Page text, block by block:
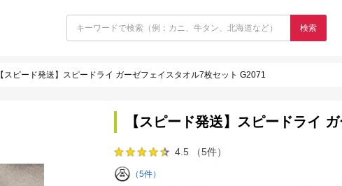
検索
【スピード発送】スピードライ ガーゼフェイスタオル7枚セット G2071
【スピード発送】スピードライ
4.5 （5件）
（5件）